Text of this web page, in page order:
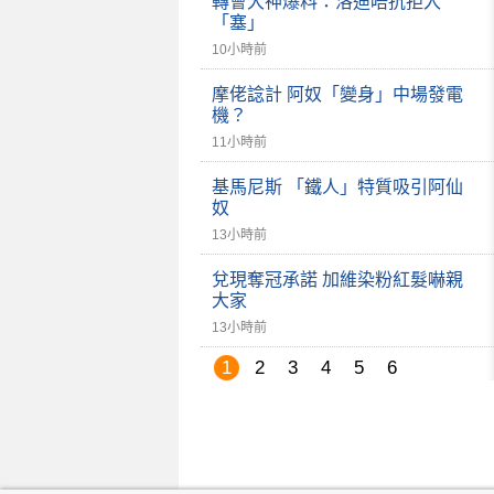
「塞」
10小時前
摩佬諗計 阿奴「變身」中場發電
機？
11小時前
基馬尼斯 「鐵人」特質吸引阿仙
奴
13小時前
兌現奪冠承諾 加維染粉紅髮嚇親
大家
13小時前
1 2 3 4 5 6